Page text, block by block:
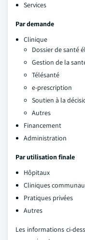
Services
Par demande
Clinique
Dossier de santé
Gestion de la
Télésanté
e-prescription
Soutien à la
Autres
Financement
Administration
Par utilisation finale
Hôpitaux
Cliniques
Pratiques privées
Autres
Les informations ci-